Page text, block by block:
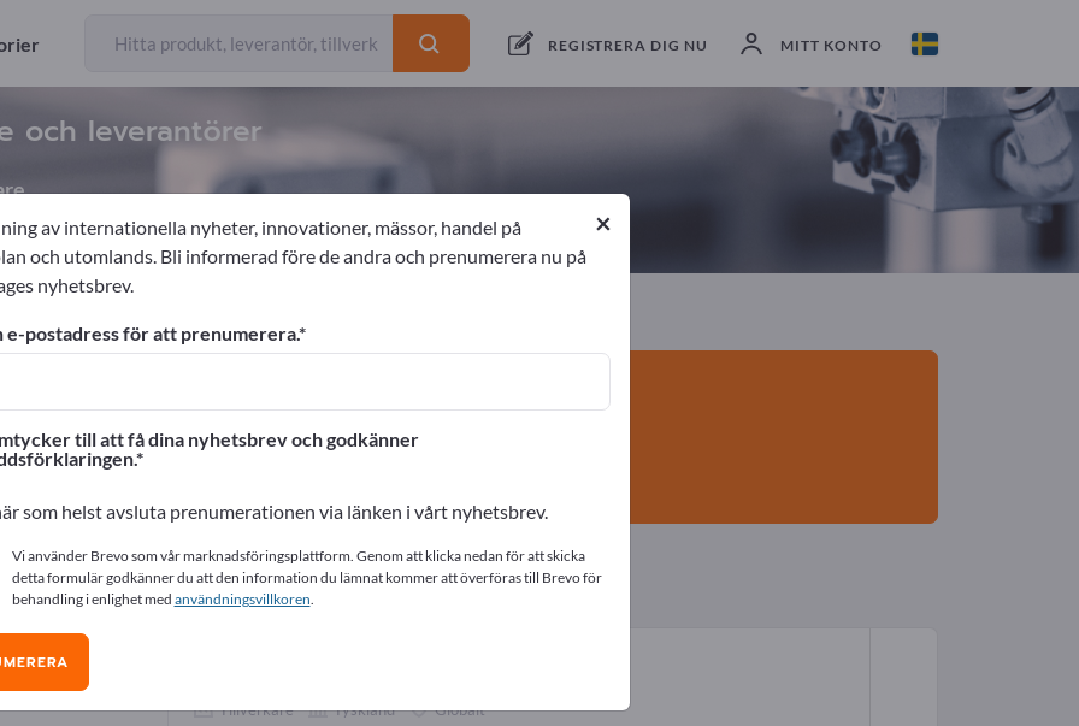
REGISTRERA DIG NU MITT KONTO
och leverantörer
exportörer Tillverkare
produkter
>> börja här
på Exportpages.
här
leverantörer (2)
Tillverkare Tyskland Globalt
×
av internationella nyheter, innovationer, mässor, handel på
och utomlands. Bli informerad före de andra och prenumerera nu på
nyhetsbrev.
e-postadress för att prenumerera.
till att få dina nyhetsbrev och godkänner
som helst avsluta prenumerationen via länken i vårt nyhetsbrev.
Vi använder Brevo som vår marknadsföringsplattform. Genom att klicka nedan för att skicka
detta formulär godkänner du att den information du lämnat kommer att överföras till Brevo för
behandling i enlighet med användningsvillkoren.